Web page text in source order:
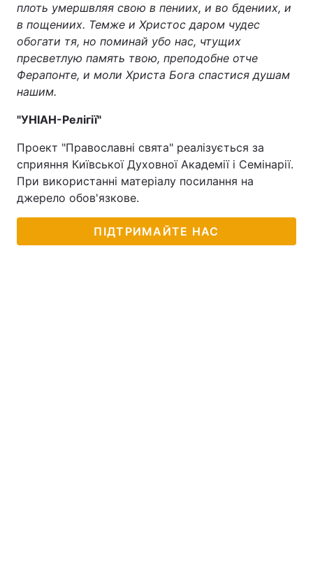
плоть умершвляя свою в пениих, и во бдениих, и
в пощениих. Темже и Христос даром чудес
обогати тя, но поминай убо нас, чтущих
пресветлую память твою, преподобне отче
Ферапонте, и моли Христа Бога спастися душам
нашим.
"УНІАН-Релігії"
Проект "Православні свята" реалізується за
сприяння Київської Духовної Академії і Семінарії.
При використанні матеріалу посилання на
джерело обов'язкове.
ПІДТРИМАЙТЕ НАС